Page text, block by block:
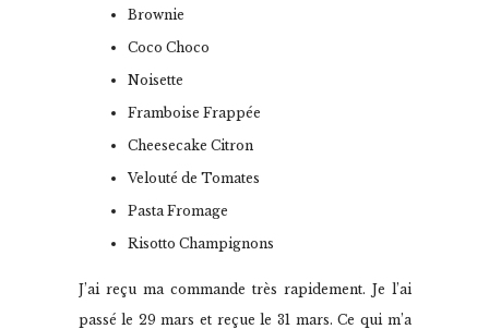
Brownie
Coco Choco
Noisette
Framboise Frappée
Cheesecake Citron
Velouté de Tomates
Pasta Fromage
Risotto Champignons
J’ai reçu ma commande très rapidement. Je l’ai
passé le 29 mars et reçue le 31 mars. Ce qui m’a